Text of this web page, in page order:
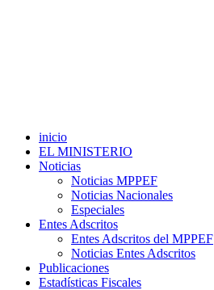
inicio
EL MINISTERIO
Noticias
Noticias MPPEF
Noticias Nacionales
Especiales
Entes Adscritos
Entes Adscritos del MPPEF
Noticias Entes Adscritos
Publicaciones
Estadísticas Fiscales